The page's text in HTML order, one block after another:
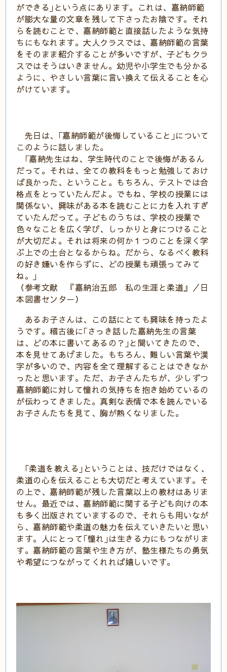
ができる｣という点にあります。これは、嘉納師範
が膨大な量の文章を残して下さったお陰です。それ
らを読むことで、嘉納師範と直接話したような気持
ちにもなれます。大人クラスでは、嘉納師範の言葉
をそのまま紹介することが多いですが、子どもクラ
スではそうはいきません。幼児や小学生でも分かる
ように、やさしい言葉に言い換えて伝えることを心
がけています。
先日は、｢嘉納師範が後悔していること｣について
このように話しました。
｢嘉納先生はね、学生時代のことで後悔があるん
だって。それは、全ての教科をもっと勉強しておけ
ば良かった、ということ。もちろん、テストでは合
格点をとっていたんだよ。でもね、学校の授業には
関係ない、興味がある本を読むことに力を入れすぎ
ていたんだって。子どものうちは、学校の授業で
色々なことを広く学び、しっかりと身につけること
が大切だよ。それは将来の何か１つのことを深く学
ぶ上での土台となるからね。だから、なるべく教科
の好き嫌いを作らずに、どの授業も頑張ってみて
ね。｣
（参考文献 『嘉納治五郎 私の生涯と柔道』／日
本図書センター）
あるお子さんは、この話にとても興味を持ったよ
うです。稽古後に｢さっき話した嘉納先生の言葉
は、どの本に書いてあるの？｣と聞いてきたので、
本を見せてあげました。もちろん、難しい言葉や漢
字が多いので、内容を全て理解することはできなか
ったと思います。ただ、お子さんたちが、少しずつ
嘉納師範に対して憧れの気持ちを抱き始めているの
が伝わってきました。真剣な表情で本を読んでいる
お子さんたちを見て、胸が熱くなりました。
｢柔道を教える｣ということは、技だけではなく、
柔道の心を伝えることも大切だと考えています。そ
の上で、嘉納師範が残した言葉以上の教材はありま
せん。最近では、嘉納師範に関する子ども向けの本
も多く出版されていまするので、それらも用いなが
ら、嘉納師範や柔道の魅力を伝えていきたいと思い
ます。人にとって｢憧れ｣は生きる力にもつながりま
す。嘉納師範の言葉や生き方が、塾生様たちの勇気
や希望につながってくれれば嬉しいです。